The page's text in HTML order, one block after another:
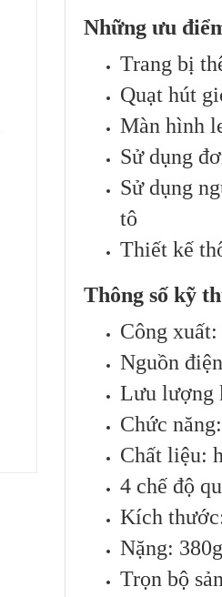
Những ưu
Trang bị
Quạt hút
Màn hình
Sử dụng
Sử dụng
tô
Thiết kế
Thông số kỹ
Công
Nguồn
Lưu lượng
Chức
Chất liệu:
4 chế độ
Kích
Nặng: 380g
Trọn bộ